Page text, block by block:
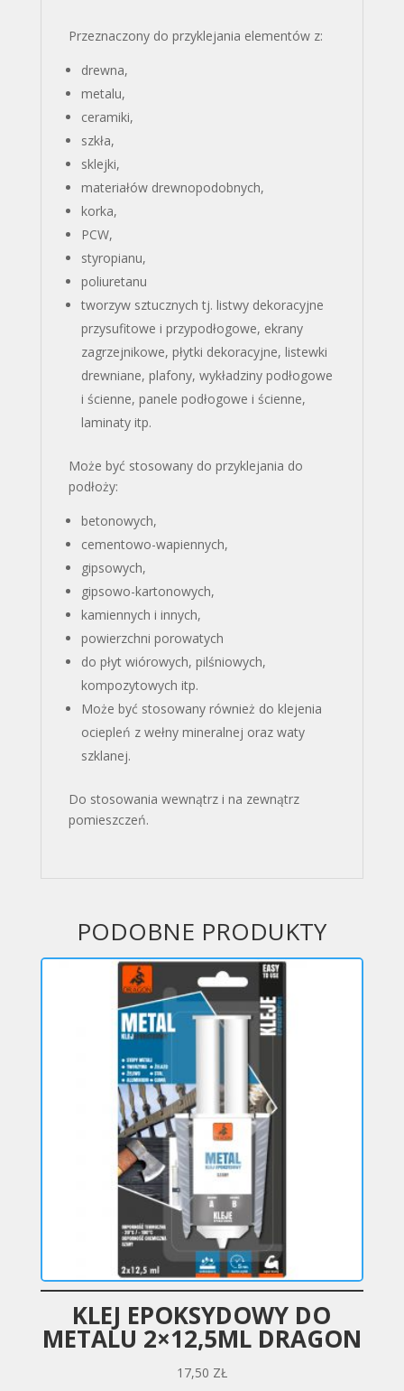
Przeznaczony do przyklejania elementów z:
drewna,
metalu,
ceramiki,
szkła,
sklejki,
materiałów drewnopodobnych,
korka,
PCW,
styropianu,
poliuretanu
tworzyw sztucznych tj. listwy dekoracyjne
przysufitowe i przypodłogowe, ekrany
zagrzejnikowe, płytki dekoracyjne, listewki
drewniane, plafony, wykładziny podłogowe
i ścienne, panele podłogowe i ścienne,
laminaty itp.
Może być stosowany do przyklejania do
podłoży:
betonowych,
cementowo-wapiennych,
gipsowych,
gipsowo-kartonowych,
kamiennych i innych,
powierzchni porowatych
do płyt wiórowych, pilśniowych,
kompozytowych itp.
Może być stosowany również do klejenia
ociepleń z wełny mineralnej oraz waty
szklanej.
Do stosowania wewnątrz i na zewnątrz
pomieszczeń.
PODOBNE PRODUKTY
KLEJ EPOKSYDOWY DO
METALU 2×12,5ML DRAGON
17,50 ZŁ